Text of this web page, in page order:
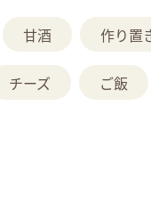
甘酒 作り置
チーズ ご飯